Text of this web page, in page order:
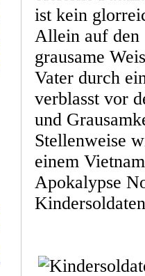
ist kein
Allein auf den
grausame
Vater durch
verblasst vor
und
Stellenweise
einem
Apokalypse